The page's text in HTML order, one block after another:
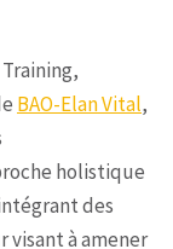
BAO-Elan Vital,
holistique
des
visant à amener